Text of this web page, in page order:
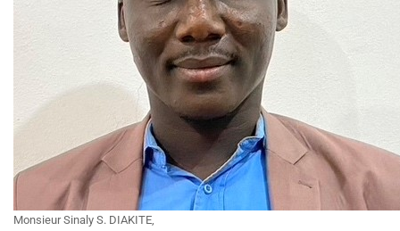
Monsieur Sinaly S. DIAKITE,